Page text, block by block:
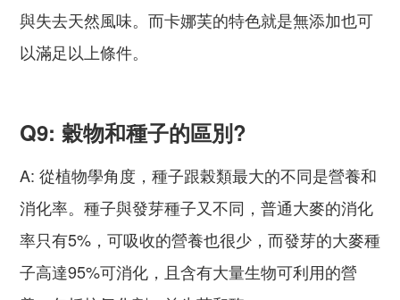
與失去天然風味。而卡娜芙的特色就是無添加也可
以滿足以上條件。
Q9: 穀物和種子的區別?
A: 從植物學角度，種子跟榖類最大的不同是營養和
消化率。種子與發芽種子又不同，普通大麥的消化
率只有5%，可吸收的營養也很少，而發芽的大麥種
子高達95%可消化，且含有大量生物可利用的營